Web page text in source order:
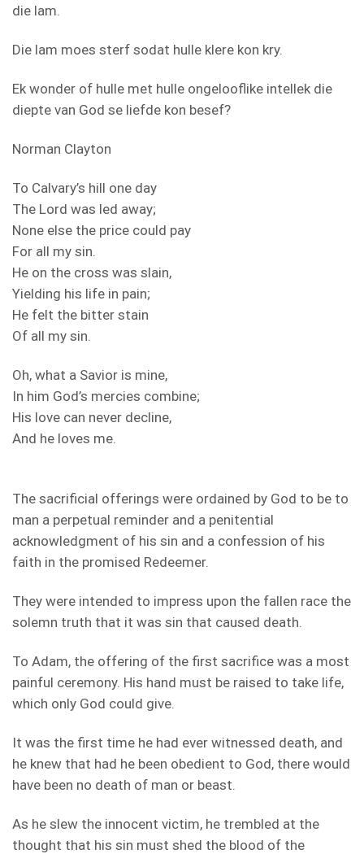
die lam.
Die lam moes sterf sodat hulle klere kon kry.
Ek wonder of hulle met hulle ongelooflike intellek die
diepte van God se liefde kon besef?
Norman Clayton
To Calvary’s hill one day
The Lord was led away;
None else the price could pay
For all my sin.
He on the cross was slain,
Yielding his life in pain;
He felt the bitter stain
Of all my sin.
Oh, what a Savior is mine,
In him God’s mercies combine;
His love can never decline,
And he loves me.
The sacrificial offerings were ordained by God to be to
man a perpetual reminder and a penitential
acknowledgment of his sin and a confession of his
faith in the promised Redeemer.
They were intended to impress upon the fallen race the
solemn truth that it was sin that caused death.
To Adam, the offering of the first sacrifice was a most
painful ceremony. His hand must be raised to take life,
which only God could give.
It was the first time he had ever witnessed death, and
he knew that had he been obedient to God, there would
have been no death of man or beast.
As he slew the innocent victim, he trembled at the
thought that his sin must shed the blood of the